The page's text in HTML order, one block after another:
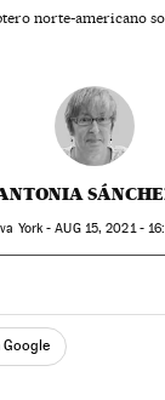
norte-americano
York -AUG15, 2021 -
Facebook
en Twitter
Redes
Google